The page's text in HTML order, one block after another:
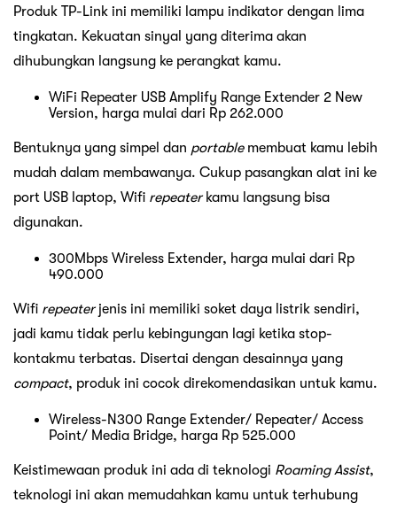
Produk TP-Link ini memiliki lampu indikator dengan lima
tingkatan. Kekuatan sinyal yang diterima akan
dihubungkan langsung ke perangkat kamu.
WiFi Repeater USB Amplify Range Extender 2 New
Version, harga mulai dari Rp 262.000
Bentuknya yang simpel dan portablemembuat kamu lebih
mudah dalam membawanya. Cukup pasangkan alat ini ke
port USB laptop, Wifi repeater kamu langsung bisa
digunakan.
300Mbps Wireless Extender, harga mulai dari Rp
490.000
Wifi repeaterjenis ini memiliki soket daya listrik sendiri,
jadi kamu tidak perlu kebingungan lagi ketika stop-
kontakmu terbatas. Disertai dengan desainnya yang
compact, produk ini cocok direkomendasikan untuk kamu.
Wireless-N300 Range Extender/ Repeater/ Access
Point/ Media Bridge, harga Rp 525.000
Keistimewaan produk ini ada di teknologi Roaming Assist,
teknologi ini akan memudahkan kamu untuk terhubung